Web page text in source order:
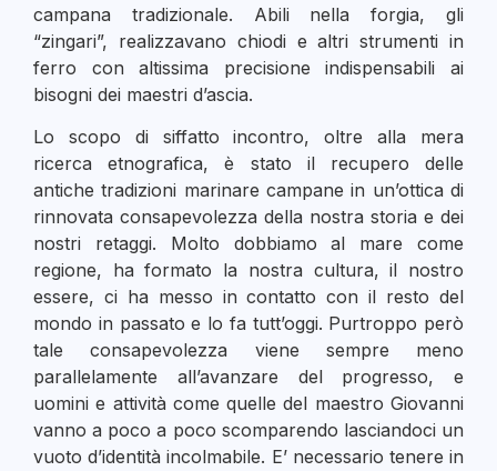
campana tradizionale. Abili nella forgia, gli
“zingari”, realizzavano chiodi e altri strumenti in
ferro con altissima precisione indispensabili ai
bisogni dei maestri d’ascia.
Lo scopo di siffatto incontro, oltre alla mera
ricerca etnografica, è stato il recupero delle
antiche tradizioni marinare campane in un’ottica di
rinnovata consapevolezza della nostra storia e dei
nostri retaggi. Molto dobbiamo al mare come
regione, ha formato la nostra cultura, il nostro
essere, ci ha messo in contatto con il resto del
mondo in passato e lo fa tutt’oggi. Purtroppo però
tale consapevolezza viene sempre meno
parallelamente all’avanzare del progresso, e
uomini e attività come quelle del maestro Giovanni
vanno a poco a poco scomparendo lasciandoci un
vuoto d’identità incolmabile. E’ necessario tenere in